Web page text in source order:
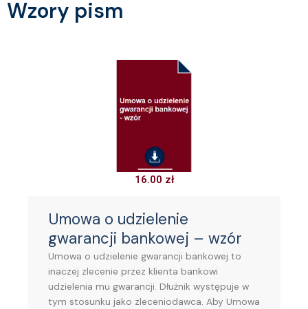
Wzory pism
16.00 zł
Umowa o udzielenie
gwarancji bankowej – wzór
Umowa o udzielenie gwarancji bankowej to
inaczej zlecenie przez klienta bankowi
udzielenia mu gwarancji. Dłużnik występuje w
tym stosunku jako zleceniodawca. Aby Umowa